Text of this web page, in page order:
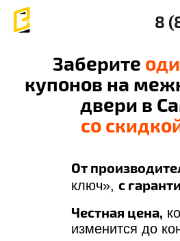
8
Заберите
купонов на
двери в
со
От
ключ», с
Честная цена,
изменится до